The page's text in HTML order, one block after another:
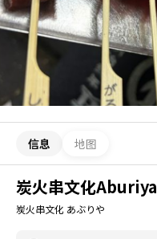
信息 地图
炭火串文化Aburiya
炭火串文化 あぶりや